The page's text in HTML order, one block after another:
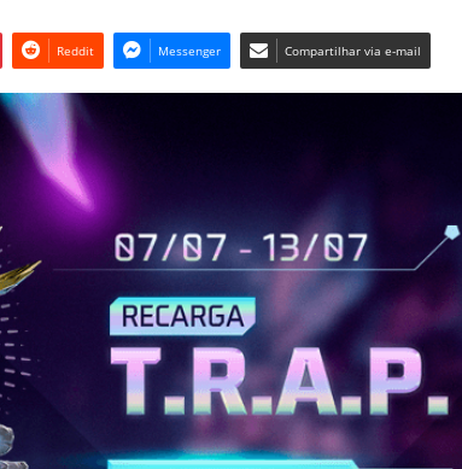
Reddit Messenger Compartilhar via e-mail